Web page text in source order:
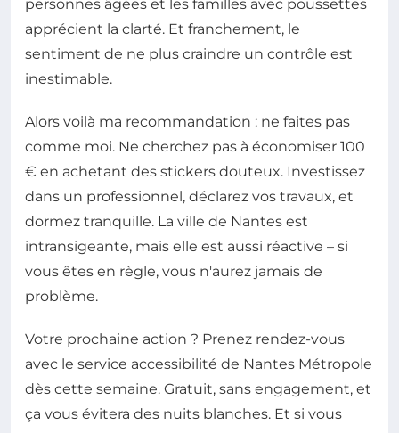
personnes âgées et les familles avec poussettes
apprécient la clarté. Et franchement, le
sentiment de ne plus craindre un contrôle est
inestimable.
Alors voilà ma recommandation : ne faites pas
comme moi. Ne cherchez pas à économiser 100
€ en achetant des stickers douteux. Investissez
dans un professionnel, déclarez vos travaux, et
dormez tranquille. La ville de Nantes est
intransigeante, mais elle est aussi réactive – si
vous êtes en règle, vous n'aurez jamais de
problème.
Votre prochaine action ? Prenez rendez-vous
avec le service accessibilité de Nantes Métropole
dès cette semaine. Gratuit, sans engagement, et
ça vous évitera des nuits blanches. Et si vous